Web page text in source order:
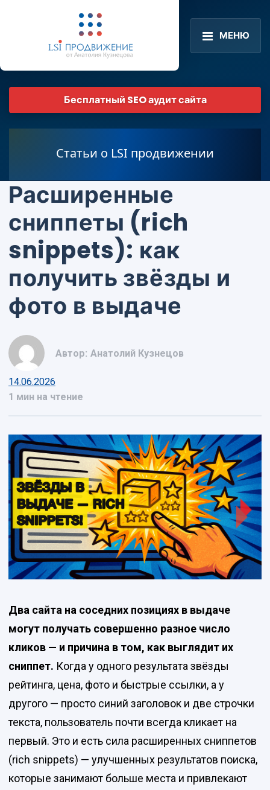
МЕНЮ
Бесплатный SEO аудит сайта
Статьи о LSI продвижении
Расширенные
сниппеты (rich
snippets): как
получить звёзды и
фото в выдаче
Автор: Анатолий Кузнецов
14.06.2026
1 мин на чтение
Два сайта на соседних позициях в выдаче
могут получать совершенно разное число
кликов — и причина в том, как выглядит их
сниппет. Когда у одного результата звёзды
рейтинга, цена, фото и быстрые ссылки, а у
другого — просто синий заголовок и две строчки
текста, пользователь почти всегда кликает на
первый. Это и есть сила расширенных сниппетов
(rich snippets) — улучшенных результатов поиска,
которые занимают больше места и привлекают